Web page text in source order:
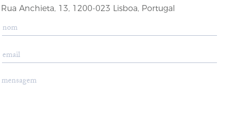
Rua Anchieta, 13, 1200-023 Lisboa, Portugal
nom:
email:
mensagem: